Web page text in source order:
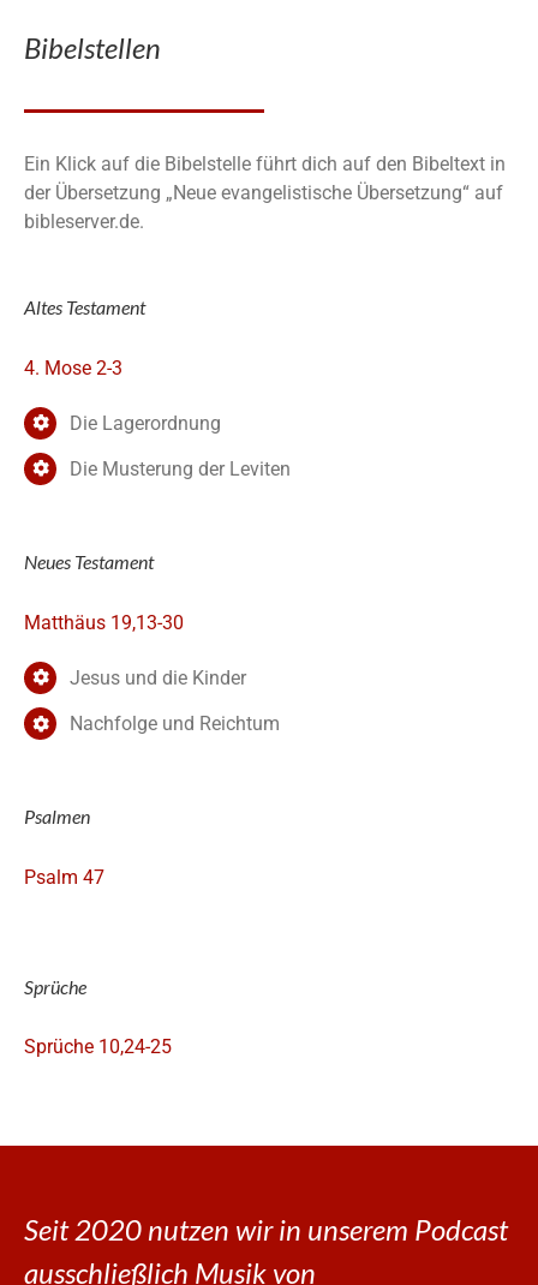
Bibelstellen
Ein Klick auf die Bibelstelle führt dich auf den Bibeltext in
der Übersetzung „Neue evangelistische Übersetzung“ auf
bibleserver.de.
Altes Testament
4. Mose 2-3
Die Lagerordnung
Die Musterung der Leviten
Neues Testament
Matthäus 19,13-30
Jesus und die Kinder
Nachfolge und Reichtum
Psalmen
Psalm 47
Sprüche
Sprüche 10,24-25
Seit 2020 nutzen wir in unserem Podcast
ausschließlich Musik von